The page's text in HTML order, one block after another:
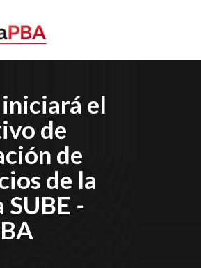
el
de
de
de la
-